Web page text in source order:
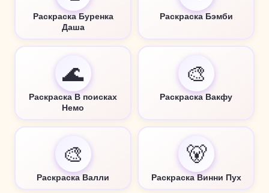
Раскраска Буренка
Даша
Раскраска Бэмби
🌊
Раскраска В поисках
Немо
🎨
Раскраска Вакфу
🎨
Раскраска Валли
🐻
Раскраска Винни Пух